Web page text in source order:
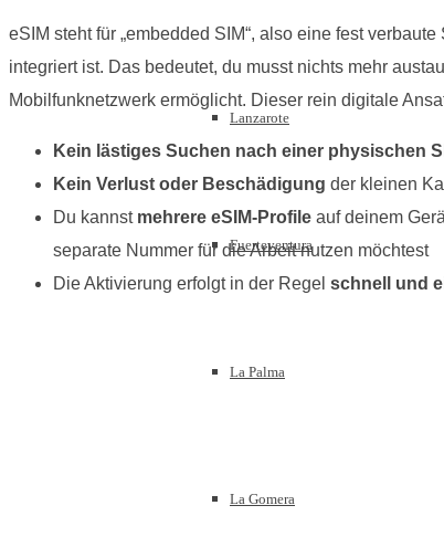
Lanzarote
Fuerteventura
La Palma
La Gomera
eSIM steht für „embedded SIM“, also eine fest
integriert ist. Das bedeutet, du musst nichts mehr
Mobilfunknetzwerk ermöglicht. Dieser rein digitale
Kein lästiges Suchen nach einer physischen
Kein Verlust oder Beschädigung der kleinen
Du kannst mehrere eSIM-Profile auf deinem
separate Nummer für die Arbeit nutzen möchtest
Die Aktivierung erfolgt in der Regel schnell und